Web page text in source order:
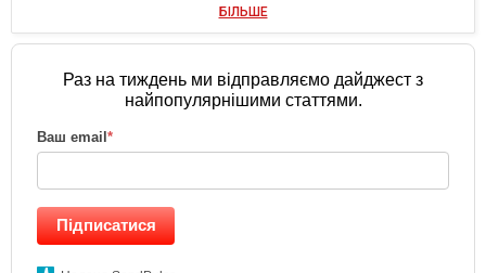
БІЛЬШЕ
Раз на тиждень ми відправляємо дайджест з
найпопулярнішими статтями.
Ваш email*
Підписатися